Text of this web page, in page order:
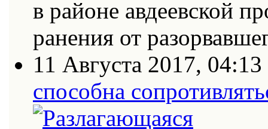
в районе авдеевской
ранения от
11 Августа 2017, 04:13
способна